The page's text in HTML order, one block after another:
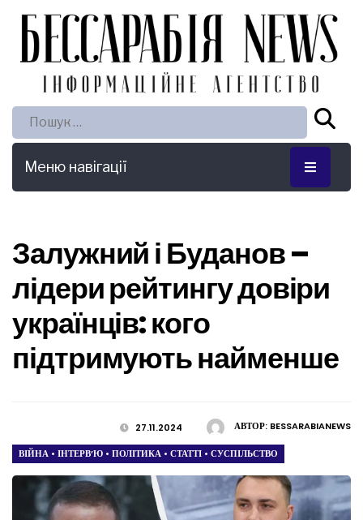
Пошук:
Меню навігації
Залужний і Буданов –
лідери рейтингу довіри
українців: кого
підтримують найменше
АВТОР: BESSARABIANEWS
27.11.2024
ВІЙНА • ІНТЕРВ’Ю • ПОЛІТИКА • СТАТТІ • СУСПІЛЬСТВО